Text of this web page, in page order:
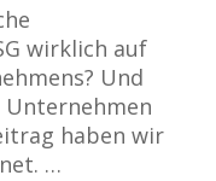
wirklich auf
Und
haben wir
…